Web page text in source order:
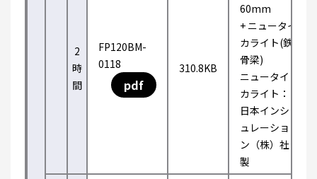
2
時
間
FP120BM-
0118
pdf
310.8KB
60mm
+ ニュータイ
カライト(鉄
骨梁)
ニュータイ
カライト：
日本インシ
ュレーショ
ン（株）社
製